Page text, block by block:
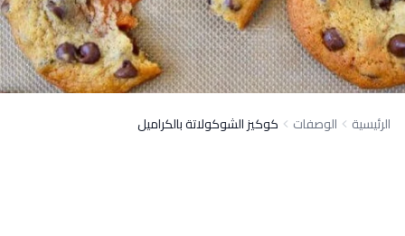
الرئيسية الوصفات كوكيز الشوكولاتة بالكراميل